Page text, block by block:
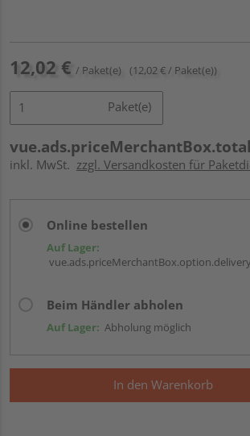
12,02 € / Paket(e) (12,02 € / Paket(e))
Paket(e)
vue.ads.priceMerchantBox.total
inkl. MwSt. zzgl. Versandkosten für
Online bestellen
Auf Lager:
Beim Händler abholen
Auf Lager: Abholung möglich
In den Warenkorb